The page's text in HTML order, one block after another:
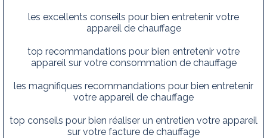
les excellents conseils pour bien entretenir votre
appareil de chauffage
top recommandations pour bien entretenir votre
appareil sur votre consommation de chauffage
les magnifiques recommandations pour bien entretenir
votre appareil de chauffage
top conseils pour bien réaliser un entretien votre appareil
sur votre facture de chauffage